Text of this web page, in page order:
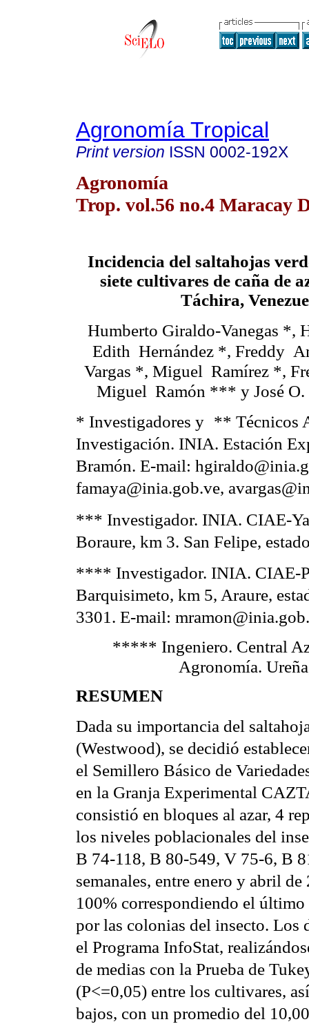
Agronomía Tropical
Print version ISSN 0002-192X
Agronomía
Trop. vol.56 no.4 Maracay
Incidencia del saltahojas
siete cultivares de caña de
Táchira,
Humberto Giraldo-Vanegas *,
Edith Hernández *, Freddy
Vargas *, Miguel Ramírez *,
Miguel Ramón *** y José
* Investigadores y ** Técnicos
Investigación. INIA. Estación
Bramón. E-mail:
famaya@inia.gob.ve,
*** Investigador. INIA. CIAE-
Boraure, km 3. San Felipe,
**** Investigador. INIA. CIAE-
Barquisimeto, km 5, Araure,
3301. E-mail:
***** Ingeniero. Central
Agronomía.
RESUMEN
Dada su importancia del
(Westwood), se decidió
el Semillero Básico de
en la Granja Experimental
consistió en bloques al azar, 4
los niveles poblacionales del
B 74-118, B 80-549, V 75-6, B
semanales, entre enero y abril
100% correspondiendo el
por las colonias del insecto. Los
el Programa InfoStat,
de medias con la Prueba de
(P<=0,05) entre los cultivares,
bajos, con un promedio del